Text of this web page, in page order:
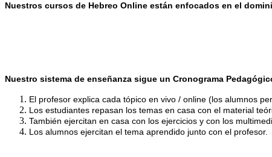
Nuestros cursos de Hebreo Online están enfocados en el
Nuestro sistema de enseñanza sigue un Cronograma
El profesor explica cada tópico en vivo / online (los alumnos
Los estudiantes repasan los temas en casa con el material
También ejercitan en casa con los ejercicios y con los
Los alumnos ejercitan el tema aprendido junto con el profesor.